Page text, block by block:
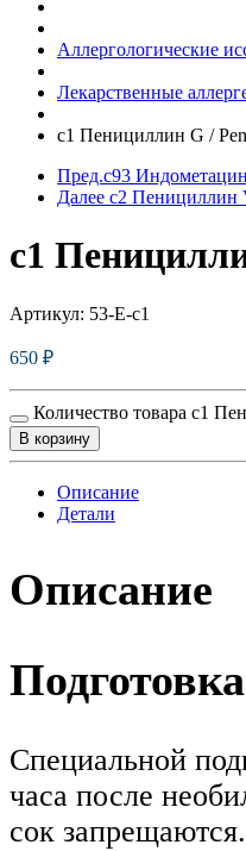
Аллергологические
Лекарственные
c1 Пенициллин G /
Пред.c93
Далее c2 Пенициллин
c1
Артикул: 53-E-c1
650 ₽
Количество товара c1
В корзину
Описание
Детали
Описание
Специальной
часа после
сок запрещаются.